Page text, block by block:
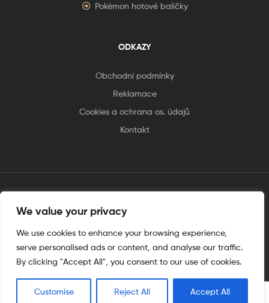
We value your privacy
We use cookies to enhance your browsing experience,
serve personalised ads or content, and analyse our traffic.
By clicking "Accept All", you consent to our use of cookies.
Customise Reject All Accept All
Pokémon hotové balíčky
ODKAZY
Obchodní podmínky
Reklamace
Cookies a ochrana os. údajů
Kontakt
tento web je vytvořen úplnějinak